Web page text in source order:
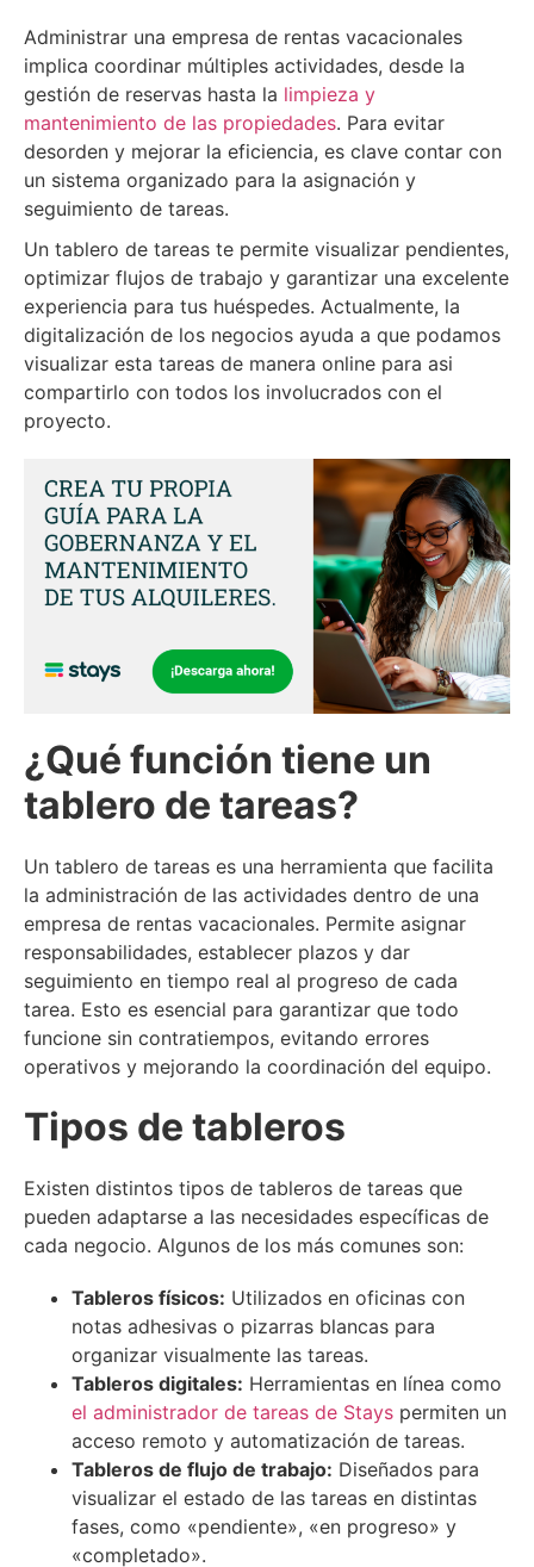
Administrar una empresa de rentas vacacionales
implica coordinar múltiples actividades, desde la
gestión de reservas hasta la limpieza y
mantenimiento de las propiedades. Para evitar
desorden y mejorar la eficiencia, es clave contar con
un sistema organizado para la asignación y
seguimiento de tareas.
Un tablero de tareas te permite visualizar pendientes,
optimizar flujos de trabajo y garantizar una excelente
experiencia para tus huéspedes. Actualmente, la
digitalización de los negocios ayuda a que podamos
visualizar esta tareas de manera online para asi
compartirlo con todos los involucrados con el
proyecto.
¿Qué función tiene un
tablero de tareas?
Un tablero de tareas es una herramienta que facilita
la administración de las actividades dentro de una
empresa de rentas vacacionales. Permite asignar
responsabilidades, establecer plazos y dar
seguimiento en tiempo real al progreso de cada
tarea. Esto es esencial para garantizar que todo
funcione sin contratiempos, evitando errores
operativos y mejorando la coordinación del equipo.
Tipos de tableros
Existen distintos tipos de tableros de tareas que
pueden adaptarse a las necesidades específicas de
cada negocio. Algunos de los más comunes son:
Tableros físicos: Utilizados en oficinas con
notas adhesivas o pizarras blancas para
organizar visualmente las tareas.
Tableros digitales: Herramientas en línea como
el administrador de tareas de Stays permiten un
acceso remoto y automatización de tareas.
Tableros de flujo de trabajo: Diseñados para
visualizar el estado de las tareas en distintas
fases, como «pendiente», «en progreso» y
«completado».